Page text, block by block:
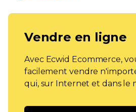
Vendre en ligne
Avec Ecwid Ecommerce,
facilement vendre
qui, sur Internet et dans le